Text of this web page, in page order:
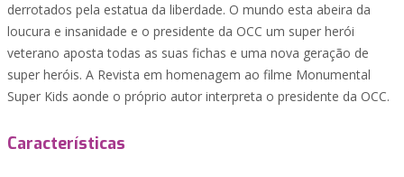
derrotados pela estatua da liberdade. O mundo esta abeira da
loucura e insanidade e o presidente da OCC um super herói
veterano aposta todas as suas fichas e uma nova geração de
super heróis. A Revista em homenagem ao filme Monumental
Super Kids aonde o próprio autor interpreta o presidente da OCC.
Características